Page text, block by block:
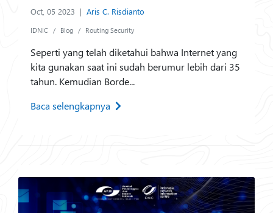
Oct, 05 2023 | Aris C. Risdianto
IDNIC Blog Routing Security
Seperti yang telah diketahui bahwa Internet yang
kita gunakan saat ini sudah berumur lebih dari 35
tahun. Kemudian Borde...
Baca selengkapnya